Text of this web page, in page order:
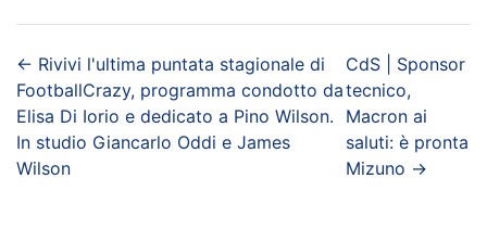
← Rivivi l'ultima puntata stagionale di
FootballCrazy, programma condotto da
Elisa Di Iorio e dedicato a Pino Wilson.
In studio Giancarlo Oddi e James
Wilson
CdS | Sponsor
tecnico,
Macron ai
saluti: è pronta
Mizuno →